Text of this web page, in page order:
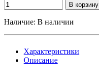
В корзину
Наличие: В наличии
Характеристики
Описание